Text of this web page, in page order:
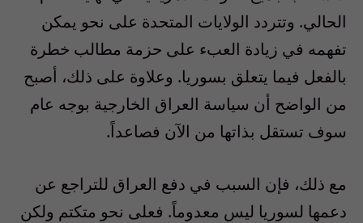
الحالي. وتتردد الولايات المتحدة على نحو يمكن
تفهمه في زيادة العبء على حزمة مطالب خطرة
بالفعل فيما يتعلق بسوريا. وعلاوة على ذلك، أصبح
من الواضح أن سياسة العراق الخارجية بوجه عام
سوف تستقل بذاتها من الآن فصاعداً.
مع ذلك، فإن السبب في دفع العراق للتراجع عن
دعمها لسوريا ليس معدوماً. فعلى نحو متكتم ولكن